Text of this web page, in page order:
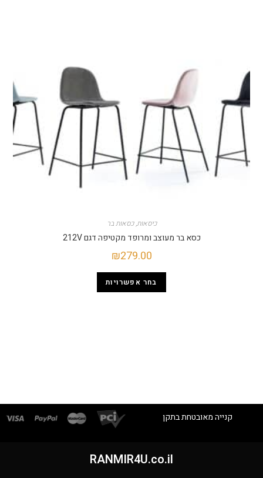
כיסאות,כסאות בר
כסא בר מעוצב ומרופד מקטיפה דגם 212V
₪279.00
בחר אפשרויות
קנייה מאובטחת בתקן
RANMIR4U.co.il